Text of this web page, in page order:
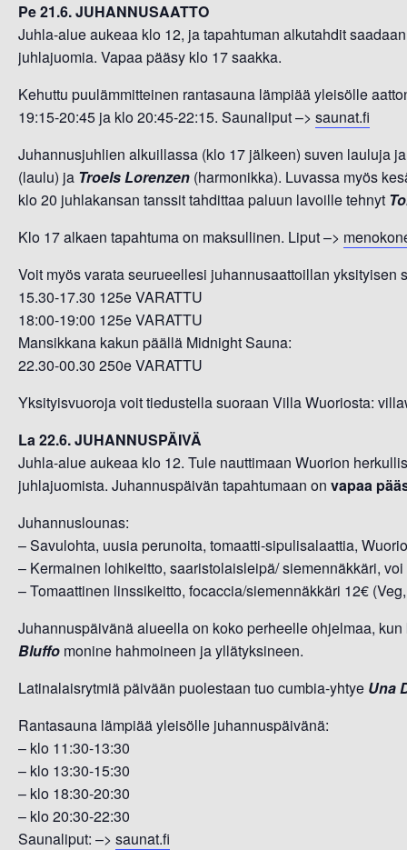
Pe 21.6. JUHANNUSAATTO
Juhla-alue aukeaa klo 12, ja tapahtuman alkutahdit
juhlajuomia. Vapaa pääsy klo 17 saakka.
Kehuttu puulämmitteinen rantasauna lämpiää yleisölle
19:15-20:45 ja klo 20:45-22:15. Saunaliput –> saunat.fi
Juhannusjuhlien alkuillassa (klo 17 jälkeen) suven lauluja
(laulu) ja Troels Lorenzen (harmonikka). Luvassa myös
klo 20 juhlakansan tanssit tahdittaa paluun lavoille tehnyt
Klo 17 alkaen tapahtuma on maksullinen. Liput –>
Voit myös varata seurueellesi juhannusaattoillan yksityisen
15.30-17.30 125e VARATTU
18:00-19:00 125e VARATTU
Mansikkana kakun päällä Midnight Sauna:
22.30-00.30 250e VARATTU
Yksityisvuoroja voit tiedustella suoraan Villa Wuoriosta:
La 22.6. JUHANNUSPÄIVÄ
Juhla-alue aukeaa klo 12. Tule nauttimaan Wuorion
juhlajuomista. Juhannuspäivän tapahtumaan on vapaa
Juhannuslounas:
– Savulohta, uusia perunoita, tomaatti-sipulisalaattia,
– Kermainen lohikeitto, saaristolaisleipä/ siemennäkkäri, voi
– Tomaattinen linssikeitto, focaccia/siemennäkkäri 12€
Juhannuspäivänä alueella on koko perheelle ohjelmaa,
Bluffo monine hahmoineen ja yllätyksineen.
Latinalaisrytmiä päivään puolestaan tuo cumbia-yhtye Una
Rantasauna lämpiää yleisölle juhannuspäivänä:
– klo 11:30-13:30
– klo 13:30-15:30
– klo 18:30-20:30
– klo 20:30-22:30
Saunaliput: –> saunat.fi